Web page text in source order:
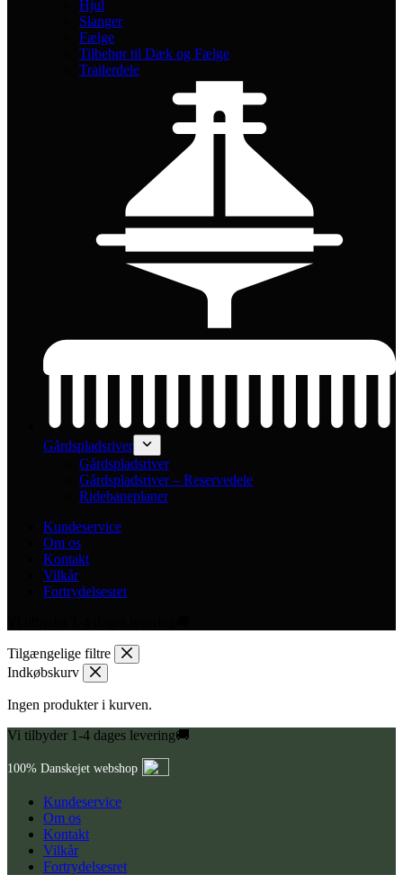
Hjul
Slanger
Fælge
Tilbehør til Dæk og Fælge
Trailerdele
Gårdspladsriver
Gårdspladsriver
Gårdspladsriver – Reservedele
Ridebaneplaner
Kundeservice
Om os
Kontakt
Vilkår
Fortrydelsesret
Tilgængelige filtre
Indkøbskurv
Ingen produkter i kurven.
Vi tilbyder 1-4 dages levering🚚
100% Danskejet webshop
Kundeservice
Om os
Kontakt
Vilkår
Fortrydelsesret